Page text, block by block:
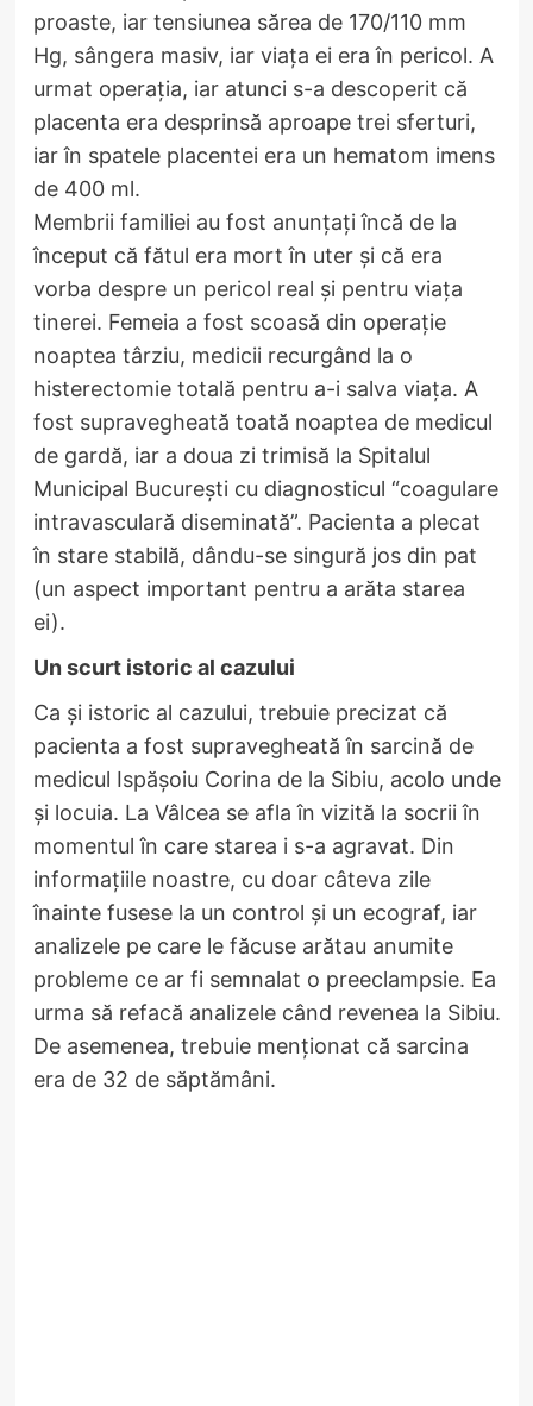
proaste, iar tensiunea sărea de 170/110 mm
Hg, sângera masiv, iar viața ei era în pericol. A
urmat operația, iar atunci s-a descoperit că
placenta era desprinsă aproape trei sferturi,
iar în spatele placentei era un hematom imens
de 400 ml.
Membrii familiei au fost anunțați încă de la
început că fătul era mort în uter și că era
vorba despre un pericol real și pentru viața
tinerei. Femeia a fost scoasă din operație
noaptea târziu, medicii recurgând la o
histerectomie totală pentru a-i salva viața. A
fost supravegheată toată noaptea de medicul
de gardă, iar a doua zi trimisă la Spitalul
Municipal București cu diagnosticul “coagulare
intravasculară diseminată”. Pacienta a plecat
în stare stabilă, dându-se singură jos din pat
(un aspect important pentru a arăta starea
ei).
Un scurt istoric al cazului
Ca și istoric al cazului, trebuie precizat că
pacienta a fost supravegheată în sarcină de
medicul Ispășoiu Corina de la Sibiu, acolo unde
și locuia. La Vâlcea se afla în vizită la socrii în
momentul în care starea i s-a agravat. Din
informațiile noastre, cu doar câteva zile
înainte fusese la un control și un ecograf, iar
analizele pe care le făcuse arătau anumite
probleme ce ar fi semnalat o preeclampsie. Ea
urma să refacă analizele când revenea la Sibiu.
De asemenea, trebuie menționat că sarcina
era de 32 de săptămâni.